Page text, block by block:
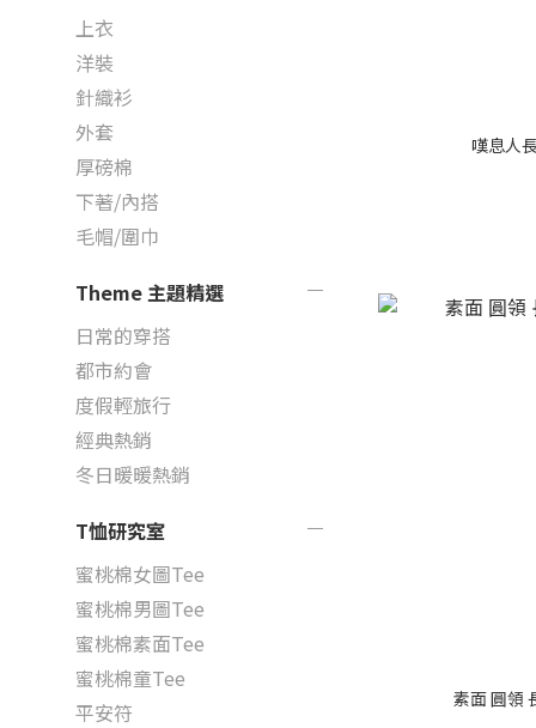
上衣
洋裝
針織衫
外套
厚磅棉
下著/內搭
毛帽/圍巾
Theme 主題精選
日常的穿搭
都市約會
度假輕旅行
經典熱銷
冬日暖暖熱銷
T恤研究室
蜜桃棉女圖Tee
蜜桃棉男圖Tee
蜜桃棉素面Tee
蜜桃棉童Tee
平安符
嘆息人
素面 圓領